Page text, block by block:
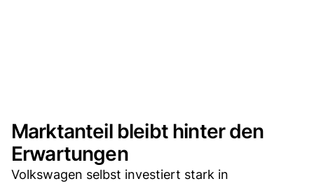
Marktanteil bleibt hinter den
Erwartungen
Volkswagen selbst investiert stark in